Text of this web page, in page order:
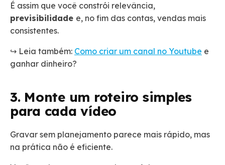
É assim que você constrói relevância,
previsibilidade e, no fim das contas, vendas mais
consistentes.
↪️ Leia também: Como criar um canal no Youtube e
ganhar dinheiro?
3. Monte um roteiro simples
para cada vídeo
Gravar sem planejamento parece mais rápido, mas
na prática não é eficiente.